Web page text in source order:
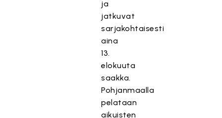
ja
jatkuvat
sarjakohtaisesti
aina
13.
elokuuta
saakka.
Pohjanmaalla
pelataan
aikuisten